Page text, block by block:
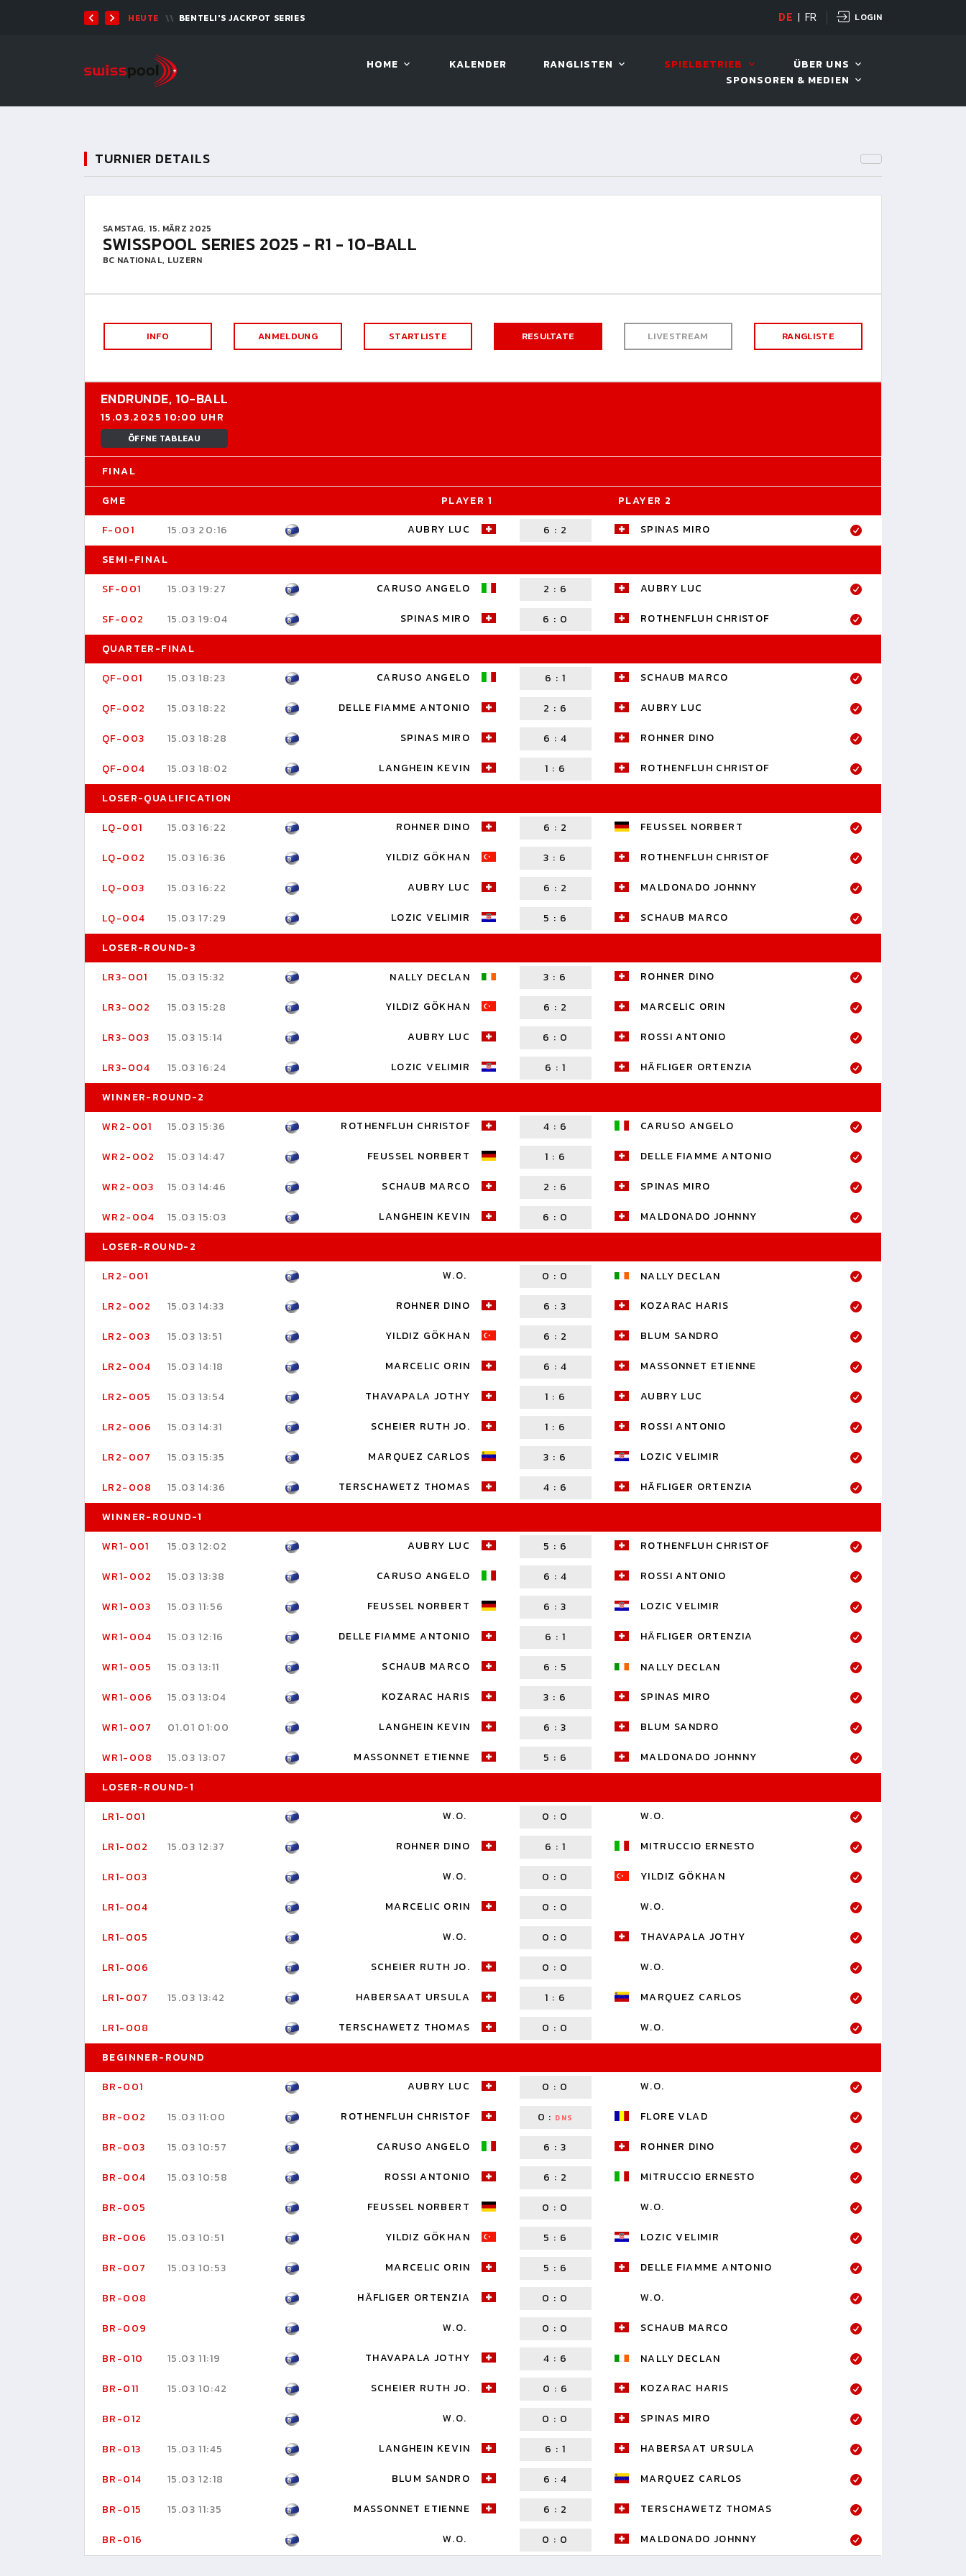
2026 - 9-BALL HEUTE BENTELI'S JACKPOT SERIES 08. AUG. 2026, 10:00
DE FR LOGIN
HOME KALENDER RANGLISTEN SPIELBETRIEB
ÜBER UNS
SPONSOREN & MEDIEN
TURNIER DETAILS
SAMSTAG, 15. MÄRZ 2025
SWISSPOOL SERIES 2025 - R1 - 10-BALL
BC NATIONAL, LUZERN
INFO ANMELDUNG STARTLISTE RESULTATE LIVESTREAM RANGLISTE
ENDRUNDE, 10-BALL
15.03.2025 10:00 UHR
ÖFFNE TABLEAU
FINAL
GME
PLAYER 1
PLAYER 2
F-001
15.03 20:16 AUBRY LUC 6 : 2
SPINAS MIRO
SEMI-FINAL
SF-001
15.03 19:27 CARUSO ANGELO 2 : 6 AUBRY LUC
SF-002 15.03 19:04 SPINAS MIRO 6 : 0
ROTHENFLUH CHRISTOF
QUARTER-FINAL
QF-001
15.03 18:23 CARUSO ANGELO 6 : 1 SCHAUB MARCO
QF-002 15.03 18:22 DELLE FIAMME ANTONIO 2 : 6 AUBRY LUC
QF-003 15.03 18:28 SPINAS MIRO 6 : 4 ROHNER DINO
QF-004 15.03 18:02 LANGHEIN KEVIN 1 : 6
ROTHENFLUH CHRISTOF
LOSER-QUALIFICATION
LQ-001
15.03 16:22 ROHNER DINO 6 : 2 FEUSSEL NORBERT
LQ-002 15.03 16:36 YILDIZ GÖKHAN 3 : 6 ROTHENFLUH CHRISTOF
LQ-003 15.03 16:22 AUBRY LUC 6 : 2 MALDONADO JOHNNY
LQ-004 15.03 17:29 LOZIC VELIMIR 5 : 6
SCHAUB MARCO
LOSER-ROUND-3
LR3-001
15.03 15:32 NALLY DECLAN 3 : 6 ROHNER DINO
LR3-002 15.03 15:28 YILDIZ GÖKHAN 6 : 2 MARCELIC ORIN
LR3-003 15.03 15:14 AUBRY LUC 6 : 0 ROSSI ANTONIO
LR3-004 15.03 16:24 LOZIC VELIMIR 6 : 1
HÄFLIGER ORTENZIA
WINNER-ROUND-2
WR2-001
15.03 15:36 ROTHENFLUH CHRISTOF 4 : 6 CARUSO ANGELO
WR2-002 15.03 14:47 FEUSSEL NORBERT 1 : 6 DELLE FIAMME ANTONIO
WR2-003 15.03 14:46 SCHAUB MARCO 2 : 6 SPINAS MIRO
WR2-004 15.03 15:03 LANGHEIN KEVIN 6 : 0
MALDONADO JOHNNY
LOSER-ROUND-2
LR2-001
W.O. 0 : 0
NALLY DECLAN
LR2-002
15.03 14:33 ROHNER DINO 6 :3 KOZARAC HARIS
LR2-003 15.03 13:51 YILDIZ GÖKHAN 6 : 2 BLUM SANDRO
LR2-004 15.03 14:18 MARCELIC ORIN 6 : 4 MASSONNET ETIENNE
LR2-005 15.03 13:54 THAVAPALA JOTHY 1 : 6 AUBRY LUC
LR2-006 15.03 14:31 SCHEIER RUTH JO. 1 : 6 ROSSI ANTONIO
LR2-007 15.03 15:35 MARQUEZ CARLOS 3 : 6 LOZIC VELIMIR
LR2-008 15.03 14:36 TERSCHAWETZ THOMAS 4 : 6
HÄFLIGER ORTENZIA
WINNER-ROUND-1
WR1-001
15.03 12:02 AUBRY LUC 5 : 6 ROTHENFLUH CHRISTOF
WR1-002 15.03 13:38 CARUSO ANGELO 6 : 4 ROSSI ANTONIO
WR1-003 15.03 11:56 FEUSSEL NORBERT 6 :3 LOZIC VELIMIR
WR1-004 15.03 12:16 DELLE FIAMME ANTONIO 6 : 1 HÄFLIGER ORTENZIA
WR1-005 15.03 13:11 SCHAUB MARCO 6 : 5
NALLY DECLAN
WR1-006
15.03 13:04 KOZARAC HARIS 3 : 6 SPINAS MIRO
WR1-007 01.01 01:00 LANGHEIN KEVIN 6 :3 BLUM SANDRO
WR1-008 15.03 13:07 MASSONNET ETIENNE 5 : 6
MALDONADO JOHNNY
LOSER-ROUND-1
LR1-001
W.O. 0 : 0 W.O.
LR1-002 15.03 12:37 ROHNER DINO 6 : 1 MITRUCCIO ERNESTO
LR1-003 W.O. 0 : 0 YILDIZ GÖKHAN
LR1-004 MARCELIC ORIN 0 : 0 W.O.
LR1-005 W.O. 0 : 0 THAVAPALA JOTHY
LR1-006 SCHEIER RUTH JO. 0 : 0 W.O.
LR1-007 15.03 13:42 HABERSAAT URSULA 1 : 6 MARQUEZ CARLOS
LR1-008 TERSCHAWETZ THOMAS 0 : 0
W.O.
BEGINNER-ROUND
BR-001
AUBRY LUC 0 : 0 W.O.
BR-002 15.03 11:00 ROTHENFLUH CHRISTOF 0 : DNS FLORE VLAD
BR-003 15.03 10:57 CARUSO ANGELO 6 :3 ROHNER DINO
BR-004 15.03 10:58 ROSSI ANTONIO 6 : 2 MITRUCCIO ERNESTO
BR-005 FEUSSEL NORBERT 0 : 0 W.O.
BR-006 15.03 10:51 YILDIZ GÖKHAN 5 : 6 LOZIC VELIMIR
BR-007 15.03 10:53 MARCELIC ORIN 5 : 6 DELLE FIAMME ANTONIO
BR-008 HÄFLIGER ORTENZIA 0 : 0 W.O.
BR-009 W.O. 0 : 0 SCHAUB MARCO
BR-010 15.03 11:19 THAVAPALA JOTHY 4 : 6
NALLY DECLAN
BR-011
15.03 10:42 SCHEIER RUTH JO. 0 : 6 KOZARAC HARIS
BR-012 W.O. 0 : 0 SPINAS MIRO
BR-013 15.03 11:45 LANGHEIN KEVIN 6 : 1 HABERSAAT URSULA
BR-014 15.03 12:18 BLUM SANDRO 6 : 4 MARQUEZ CARLOS
BR-015 15.03 11:35 MASSONNET ETIENNE 6 : 2 TERSCHAWETZ THOMAS
BR-016 W.O. 0 : 0 MALDONADO JOHNNY